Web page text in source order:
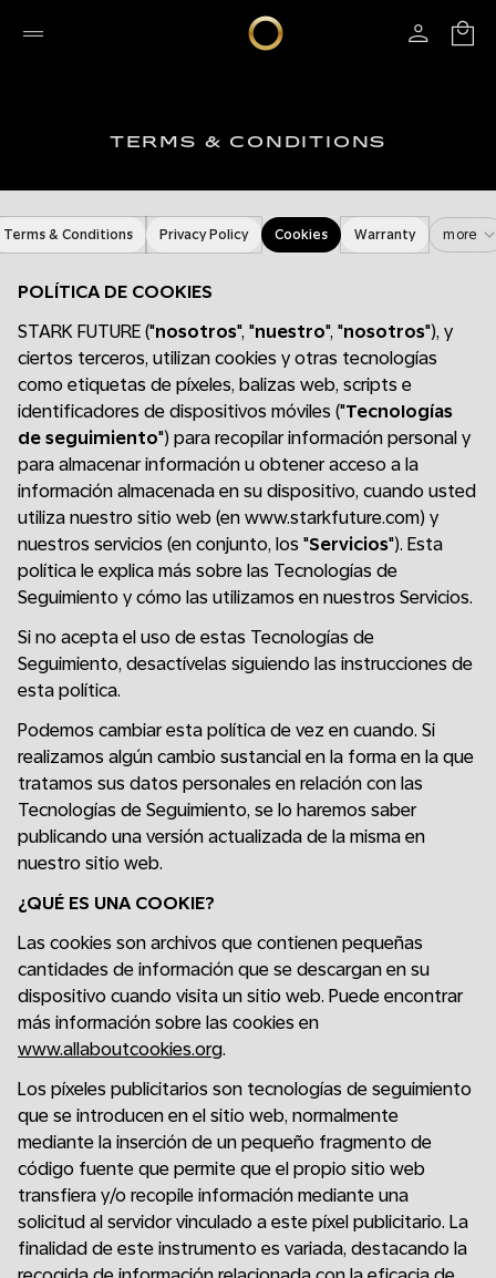
TERMS & CONDITIONS
Terms & Conditions Privacy Policy Cookies Warranty more
POLÍTICA DE COOKIES
STARK FUTURE ("nosotros", "nuestro", "nosotros"), y
ciertos terceros, utilizan cookies y otras tecnologías
como etiquetas de píxeles, balizas web, scripts e
identificadores de dispositivos móviles ("Tecnologías
de seguimiento") para recopilar información personal y
para almacenar información u obtener acceso a la
información almacenada en su dispositivo, cuando usted
utiliza nuestro sitio web (en www.starkfuture.com) y
nuestros servicios (en conjunto, los "Servicios"). Esta
política le explica más sobre las Tecnologías de
Seguimiento y cómo las utilizamos en nuestros Servicios.
Si no acepta el uso de estas Tecnologías de
Seguimiento, desactívelas siguiendo las instrucciones de
esta política.
Podemos cambiar esta política de vez en cuando. Si
realizamos algún cambio sustancial en la forma en la que
tratamos sus datos personales en relación con las
Tecnologías de Seguimiento, se lo haremos saber
publicando una versión actualizada de la misma en
nuestro sitio web.
¿QUÉ ES UNA COOKIE?
Las cookies son archivos que contienen pequeñas
cantidades de información que se descargan en su
dispositivo cuando visita un sitio web. Puede encontrar
más información sobre las cookies en
www.allaboutcookies.org.
Los píxeles publicitarios son tecnologías de seguimiento
que se introducen en el sitio web, normalmente
mediante la inserción de un pequeño fragmento de
código fuente que permite que el propio sitio web
transfiera y/o recopile información mediante una
solicitud al servidor vinculado a este píxel publicitario. La
finalidad de este instrumento es variada, destacando la